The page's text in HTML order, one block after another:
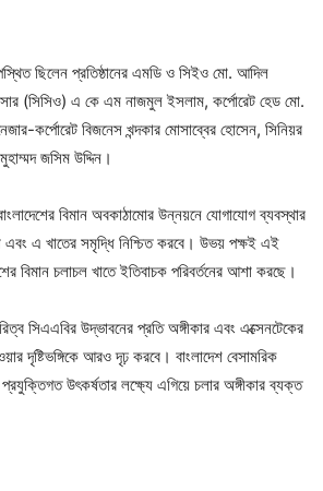
ছিলেন প্রতিষ্ঠানের এমডি ও সিইও মো. আদিল
(সিসিও) এ কে এম নাজমুল ইসলাম, কর্পোরেট হেড মো.
কর্পোরেট বিজনেস খন্দকার মোসাব্বের হোসেন, সিনিয়র
জসিম উদ্দিন।
বিমান অবকাঠামোর উন্নয়নে যোগাযোগ ব্যবস্থার
এবং এ খাতের সমৃদ্ধি নিশ্চিত করবে। উভয় পক্ষই এই
বিমান চলাচল খাতে ইতিবাচক পরিবর্তনের আশা করছে।
সিএএবির উদ্ভাবনের প্রতি অঙ্গীকার এবং এক্সেনটেকের
দৃষ্টিভঙ্গিকে আরও দৃঢ় করবে। বাংলাদেশ বেসামরিক
প্রযুক্তিগত উৎকর্ষতার লক্ষ্যে এগিয়ে চলার অঙ্গীকার ব্যক্ত